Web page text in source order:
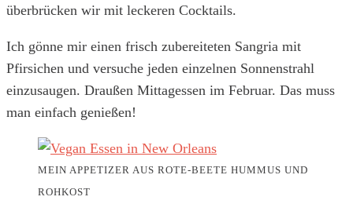
überbrücken wir mit leckeren Cocktails.
Ich gönne mir einen frisch zubereiteten Sangria mit
Pfirsichen und versuche jeden einzelnen Sonnenstrahl
einzusaugen. Draußen Mittagessen im Februar. Das muss
man einfach genießen!
MEIN APPETIZER AUS ROTE-BEETE HUMMUS UND
ROHKOST